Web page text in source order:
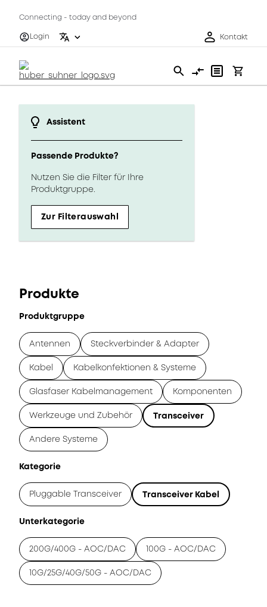
Connecting - today and beyond
Login
Kontakt
Assistent
Passende Produkte?
Nutzen Sie die Filter für Ihre
Produktgruppe.
Zur Filterauswahl
Produkte
Produktgruppe
Antennen Steckverbinder & Adapter
Kabel Kabelkonfektionen & Systeme
Glasfaser Kabelmanagement Komponenten
Werkzeuge und Zubehör Transceiver
Andere Systeme
Kategorie
Pluggable Transceiver Transceiver Kabel
Unterkategorie
200G/400G - AOC/DAC 100G - AOC/DAC
10G/25G/40G/50G - AOC/DAC